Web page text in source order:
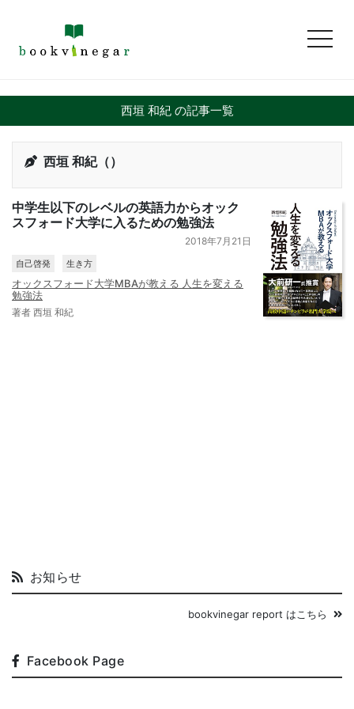
西垣 和紀 の記事一覧
西垣 和紀（）
中学生以下のレベルの英語力からオック
スフォード大学に入るための勉強法
2018年7月21日
自己啓発 生き方
オックスフォード大学MBAが教える 人生を変える
勉強法
著者 西垣 和紀
お知らせ
bookvinegar report はこちら
Facebook Page